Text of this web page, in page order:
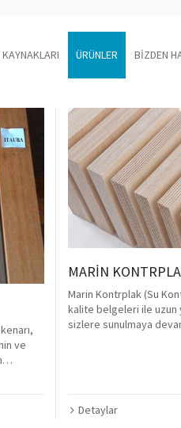
ÜRÜNLER BİZDEN
ve
MARİN
Marin Kontrplak (Su
kalite belgeleri ile uzun
sizlere sunulmaya
Detaylar